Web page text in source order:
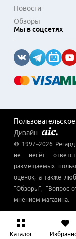
Каталог
Новости
Обзоры
Мы в соцсетях
Дизайн
© 1997–2026 Регард
не несёт
размещаемых
оценок, а также
"Обзоры", "Вопрос-
мнением магазина.